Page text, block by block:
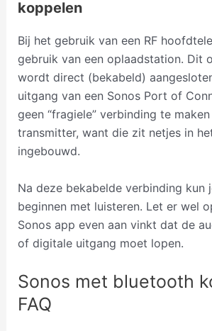
koppelen
Bij het gebruik van een RF
gebruik van een oplaadstation. Dit
wordt direct (bekabeld)
uitgang van een Sonos Port of
geen “fragiele” verbinding te
transmitter, want die zit netjes in
ingebouwd.
Na deze bekabelde verbinding kun
beginnen met luisteren. Let er wel
Sonos app even aan vinkt dat de
of digitale uitgang moet lopen.
Sonos met bluetooth
FAQ